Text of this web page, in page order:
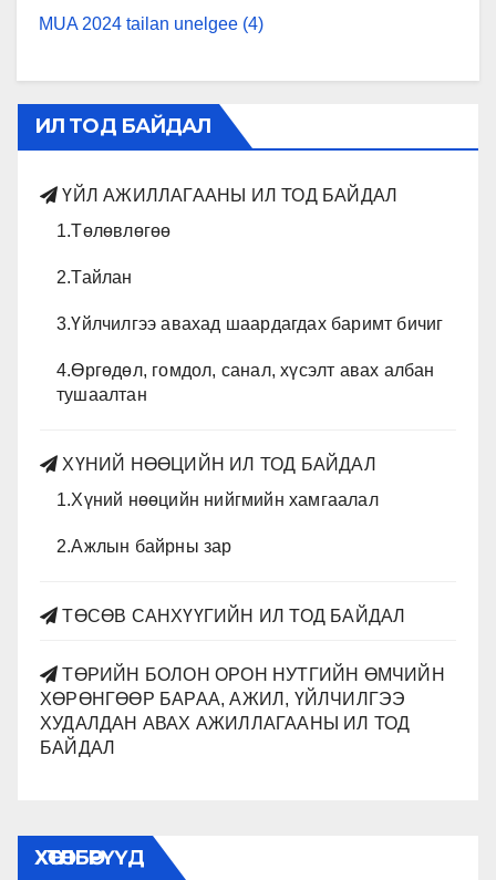
MUA 2024 tailan unelgee (4)
ИЛ ТОД БАЙДАЛ
ҮЙЛ АЖИЛЛАГААНЫ ИЛ ТОД БАЙДАЛ
1.Төлөвлөгөө
2.Тайлан
3.Үйлчилгээ авахад шаардагдах баримт бичиг
4.Өргөдөл, гомдол, санал, хүсэлт авах албан
тушаалтан
ХҮНИЙ НӨӨЦИЙН ИЛ ТОД БАЙДАЛ
1.Хүний нөөцийн нийгмийн хамгаалал
2.Ажлын байрны зар
ТӨСӨВ САНХҮҮГИЙН ИЛ ТОД БАЙДАЛ
ТӨРИЙН БОЛОН ОРОН НУТГИЙН ӨМЧИЙН
ХӨРӨНГӨӨР БАРАА, АЖИЛ, ҮЙЛЧИЛГЭЭ
ХУДАЛДАН АВАХ АЖИЛЛАГААНЫ ИЛ ТОД
БАЙДАЛ
ХӨТӨЛБӨРҮҮД